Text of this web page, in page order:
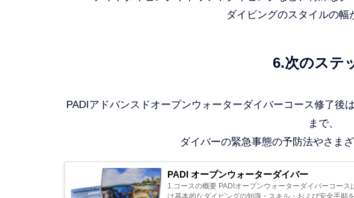
ダイビングのスタイルの幅
6.次のステ
PADIアドバンスドオープンウォーターダイバーコース修了後は
まで、
ダイバーの緊急事態の予防法やさま
PADI オープンウォーターダイバー
1.コースの概要 PADIオープンウォーターダイバーコー
は基本的なダイビングの知識・スキル・および安全手順